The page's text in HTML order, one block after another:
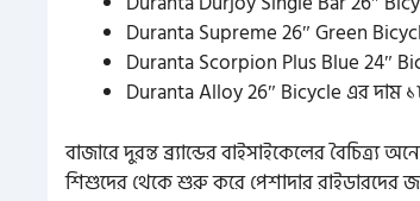
Duranta Supreme 26″ Green
Duranta Scorpion Plus Blue 24″
Duranta Alloy 26″ Bicycle এর দাম
বাজারে দুরন্ত ব্র্যান্ডের বাইসাইকেলের
শিশুদের থেকে শুরু করে পেশাদার রাইডারদের